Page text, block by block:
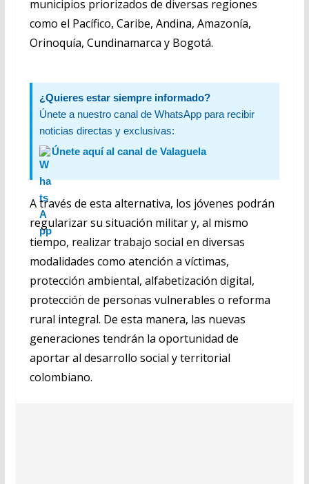
municipios priorizados de diversas regiones
como el Pacífico, Caribe, Andina, Amazonía,
Orinoquía, Cundinamarca y Bogotá.
¿Quieres estar siempre informado?
Únete a nuestro canal de WhatsApp para recibir
noticias directas y exclusivas:
Únete aquí al canal de Valaguela
A través de esta alternativa, los jóvenes podrán
regularizar su situación militar y, al mismo
tiempo, realizar trabajo social en diversas
modalidades como atención a víctimas,
protección ambiental, alfabetización digital,
protección de personas vulnerables o reforma
rural integral. De esta manera, las nuevas
generaciones tendrán la oportunidad de
aportar al desarrollo social y territorial
colombiano.